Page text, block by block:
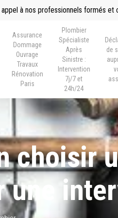
appel à nos professionnels formés
Assurance
Dommage
Ouvrage
Travaux
Rénovation
Paris
Plombier
Spécialiste
Après
Sinistre :
Intervention
7j/7 et
24h/24
de
choisir